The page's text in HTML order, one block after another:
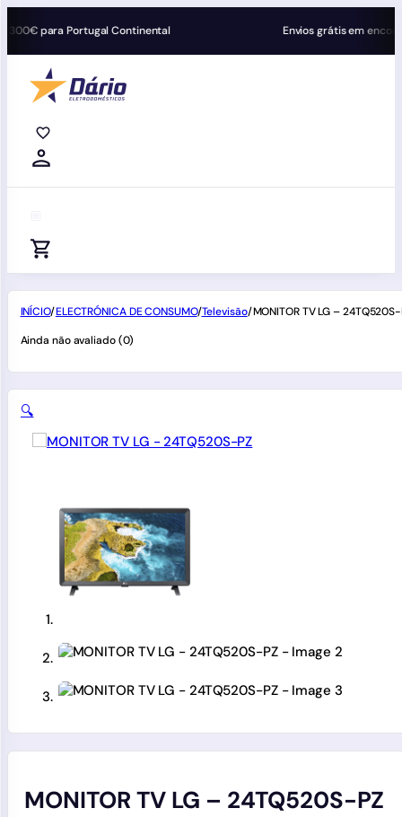
Portugal Continental Envios grátis em encomendas
0
INÍCIO/ELECTRÓNICA DE CONSUMO/Televisão/MONITOR TV LG –
Ainda não avaliado (0)
MONITOR TV LG – 24TQ520S-PZ
🔍